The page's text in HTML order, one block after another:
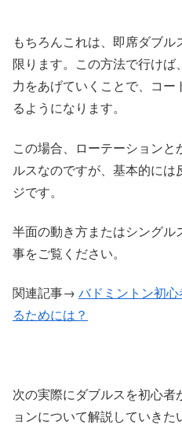
もちろんこれは、即席ダブ
限ります。この方法で行け
力をあげていくことで、コー
るようになります。
この場合、ローテーション
ルスなのですが、基本的に
ジです。
半面の動き方またはシング
事をご覧ください。
関連記事→ バドミントン初
るためには？
次の実際にダブルスを初心
ョンについて解説していきた